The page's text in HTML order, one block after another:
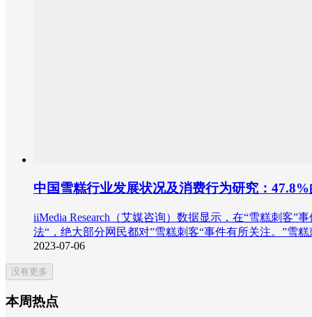
中国雪糕行业发展状况及消费行为研究：
iiMedia Research（艾媒咨询）数据显示，在“雪糕刺客”
法“，绝大部分网民都对”雪糕刺客“事件有所关注。”雪
2023-07-06
没有更多
本周热点